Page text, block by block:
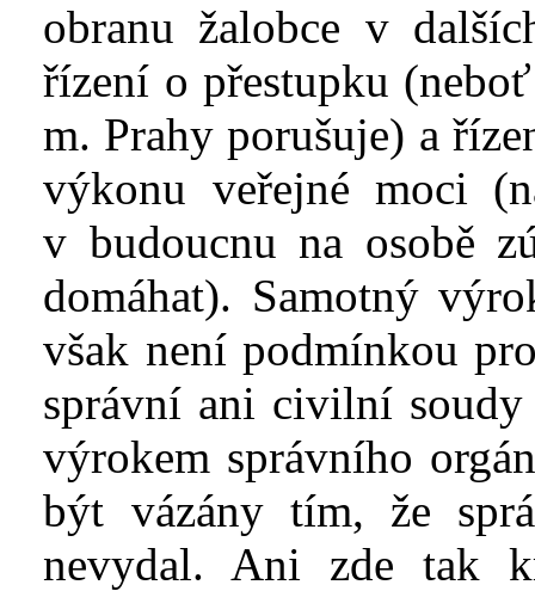
obranu žalobce v
řízení o přestupku
m. Prahy porušuje) a
výkonu veřejné moci
v budoucnu na osobě
domáhat). Samotný
však není podmínkou
správní ani civilní
výrokem správního
být vázány tím, že
nevydal. Ani zde tak